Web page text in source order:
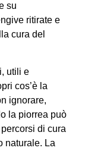
su
ritirate e
cura del
utili e
cos’è la
ignorare,
la piorrea può
di cura
naturale. La